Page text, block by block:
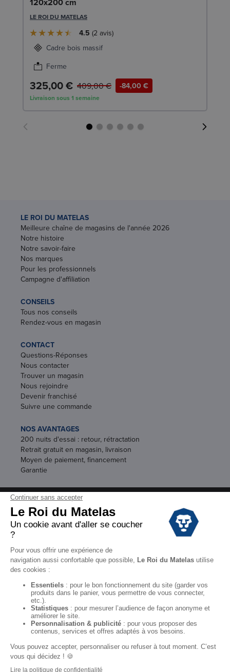
120x200 cm
LE ROI DU MATELAS
4.5 2 avis
Cadre bois massif
Ferme
325,00 € -84,00 €
409,00 €
Livraison sous 1 semaine
LE ROI DU MATELAS
Meilleure chaîne de magasins de l'année 2026
Notre histoire
Notre savoir-faire
Nos marques
Pour les professionnels
Campagne d'affiliation
CONSEILS
Tous nos conseils
Rendez-vous en magasin
CONTACT
Questions-Réponses
Nous contacter
Trouver un magasin
Nous rejoindre
Devenir franchisé
Suivre une commande
NOS AVANTAGES
200 nuits d'essai : retour, rétractation
Retrait gratuit en magasin, livraison
Moyen de paiement, financement
Garantie
Conditions des offres
Black Friday
Destockage
Conditions Générales de vente magasin
Mentions Légales
Données personnelles
Codes promo Le Roi du Matelas
Copyright © 2022. All rights reserved.